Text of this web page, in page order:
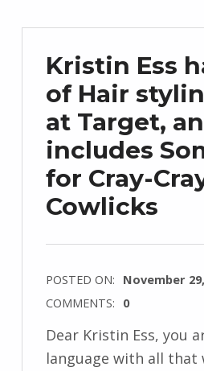
Kristin Ess
of Hair
at Target,
includes
for Cray-
Cowlicks
POSTED ON: November
COMMENTS: 0
Dear Kristin Ess, you
language with all that